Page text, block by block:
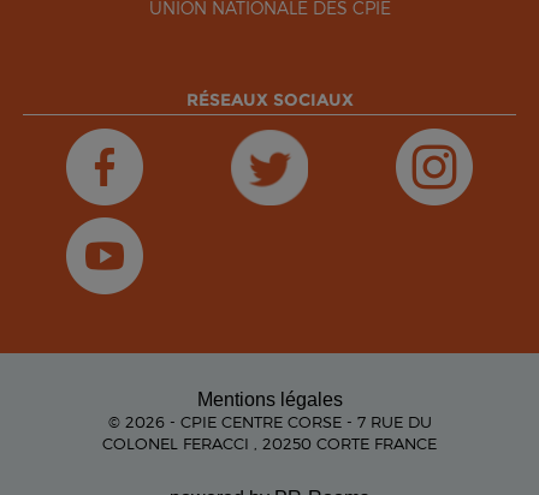
UNION NATIONALE DES CPIE
RÉSEAUX SOCIAUX
Mentions légales
© 2026 - CPIE CENTRE CORSE - 7 RUE DU
COLONEL FERACCI , 20250 CORTE FRANCE